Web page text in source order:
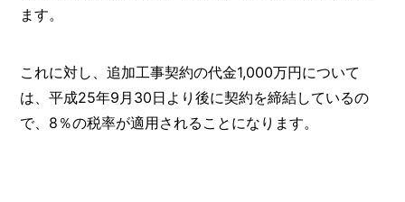
ます。
これに対し、追加工事契約の代金1,000万円について
は、平成25年9月30日より後に契約を締結しているの
で、8％の税率が適用されることになります。